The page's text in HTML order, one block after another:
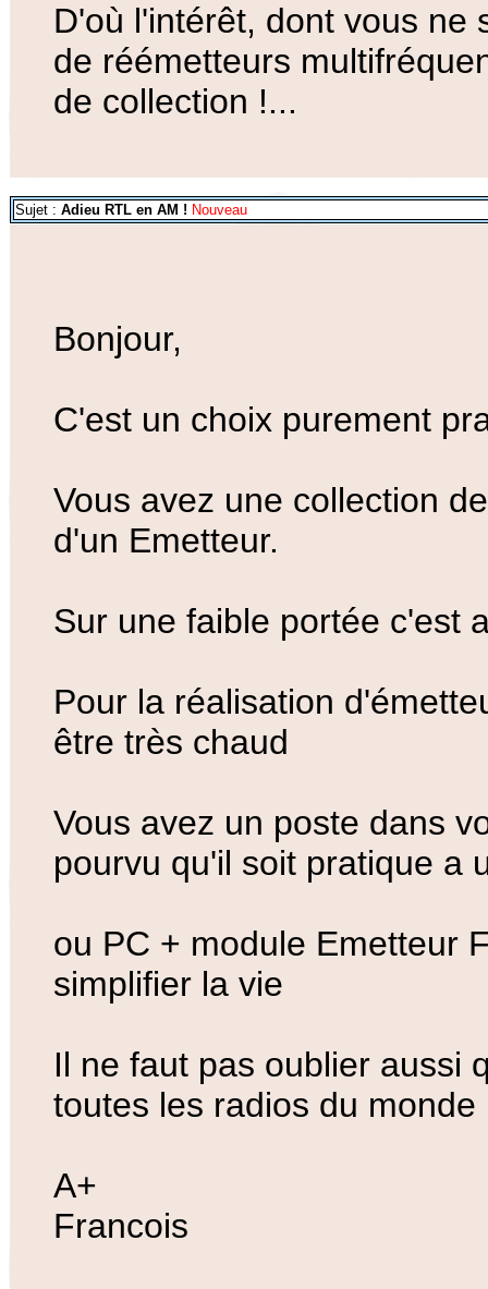
D'où l'intérêt, dont vous ne
de réémetteurs
de collection !...
Sujet : Adieu RTL en AM ! Nouveau
Bonjour,
C'est un choix purement
Vous avez une collection
d'un Emetteur.
Sur une faible portée c'est
Pour la réalisation
être très chaud
Vous avez un poste dans
pourvu qu'il soit pratique a
ou PC + module Emetteur
simplifier la vie
Il ne faut pas oublier aussi
toutes les radios du monde
A+
Francois